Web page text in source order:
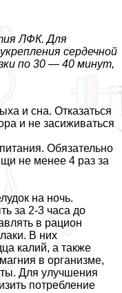
ЛФК. Для
сердечной
по 30 — 40 минут,
и сна. Отказаться
и не засиживаться
Обязательно
не менее 4 раз за
на ночь.
за 2-3 часа до
в рацион
В них
калий, а также
в организме,
Для улучшения
потрeбление